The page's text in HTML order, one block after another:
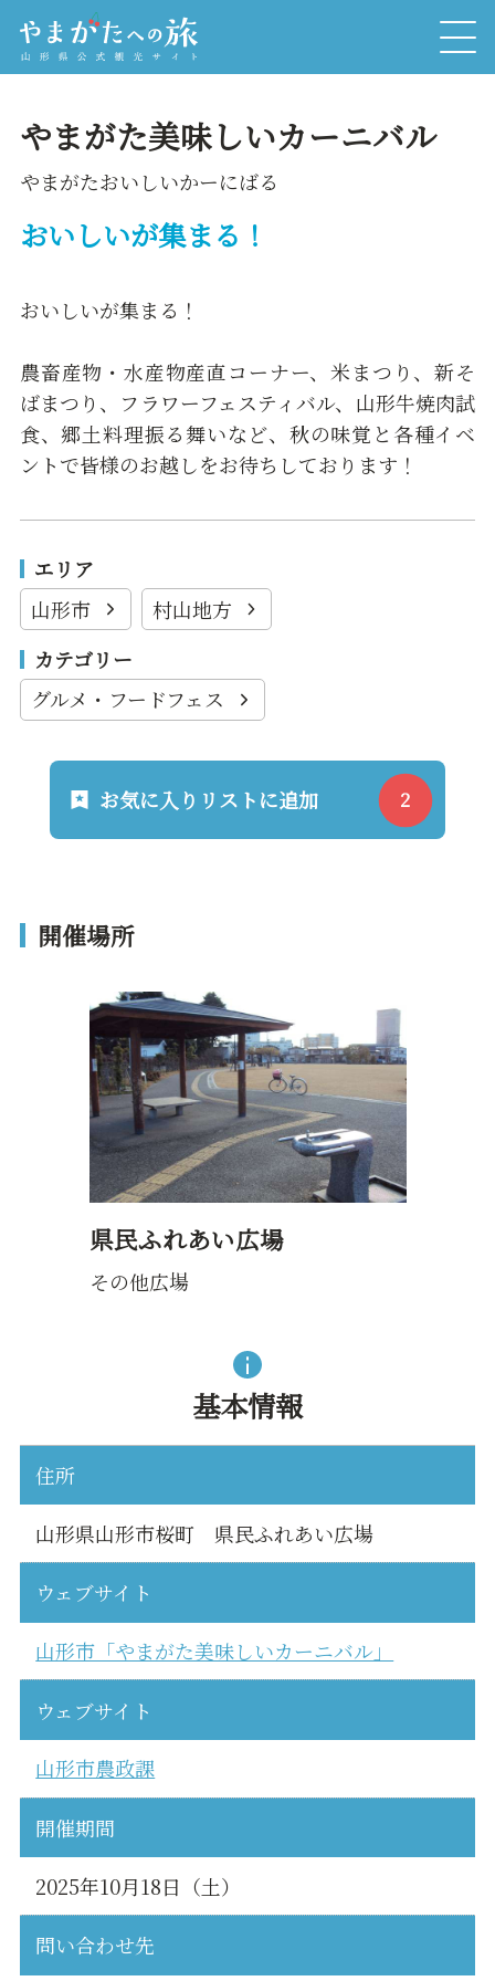
やまがた美味しいカーニバル
やまがたおいしいかーにばる
おいしいが集まる！
おいしいが集まる！
農畜産物・水産物産直コーナー、米まつり、新そ
ばまつり、フラワーフェスティバル、山形牛焼肉試
食、郷土料理振る舞いなど、秋の味覚と各種イベ
ントで皆様のお越しをお待ちしております！
エリア
山形市
村山地方
カテゴリー
グルメ・フードフェス
お気に入りリストに追加
開催場所
県民ふれあい広場
その他広場
基本情報
住所
山形県山形市桜町 県民ふれあい広場
ウェブサイト
山形市「やまがた美味しいカーニバル」
ウェブサイト
山形市農政課
開催期間
2025年10月18日（土）
問い合わせ先